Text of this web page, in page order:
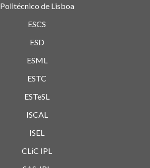
Politécnico de Lisboa
ESCS
ESD
ESML
ESTC
ESTeSL
ISCAL
ISEL
CLiC IPL